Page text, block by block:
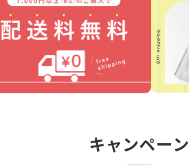
キャンペーン